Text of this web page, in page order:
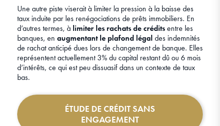
Une autre piste viserait à limiter la pression à la baisse des
taux induite par les renégociations de prêts immobiliers. En
d’autres termes, à limiter les rachats de créditsentre les
banques, en augmentant le plafond légal des indemnités
de rachat anticipé dues lors de changement de banque. Elles
représentent actuellement 3% du capital restant dû ou 6 mois
d’intérêts, ce qui est peu dissuasif dans un contexte de taux
bas.
ÉTUDE DE CRÉDIT SANS
ENGAGEMENT